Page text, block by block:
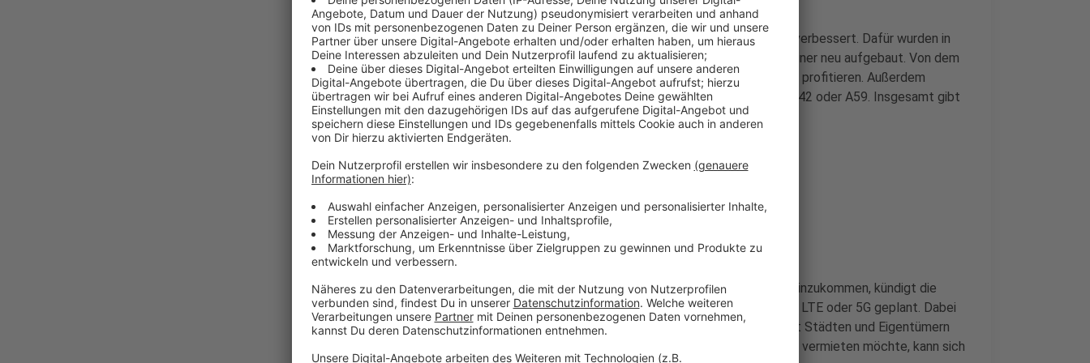
Die Telekom hat im Kreis Wesel die Mobilfunkversorgung weiter verbessert. Dafür wurden in
den letzten zwei Monaten fünf Standorte mit 5G erweitert und einer neu aufgebaut. Von dem
Ausbau in Dinslaken und Wesel soll auch die Betuwe-Bahnstrecke profitieren. Außerdem
werden dadurch die Autobahnen besser versorgt wie etwa A40, A42 oder A59. Insgesamt gibt
es hier im Kreis jetzt fast 180 Mobilfunkstandorte der Telekom.
Telekom sucht weitere Flächen für den Mast-Ausbau
Anzeige
Bis 2025 sollen im Kreis Wesel weitere 33 Mobilfunk-Standorte hinzukommen, kündigt die
Telekom an. Zusätzlich sind an 77 Funkmasten Erweiterungen mit LTE oder 5G geplant. Dabei
ist der Mobilfunkanbieter auch immer auf die Zusammenarbeit mit Städten und Eigentümern
angewiesen. Wer eine Fläche für einen Dach- oder Mast-Standort vermieten möchte, kann sich